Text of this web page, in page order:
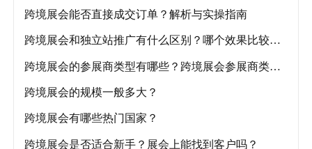
跨境展会能否直接成交订单？解析与实操指南
跨境展会和独立站推广有什么区别？哪个效果比较
跨境展会的参展商类型有哪些？跨境展会参展商类型
跨境展会的规模一般多大？
跨境展会有哪些热门国家？
跨境展会是否适合新手？展会上能找到客户吗？